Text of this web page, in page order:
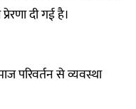
दी गई है।
परिवर्तन से व्यवस्था